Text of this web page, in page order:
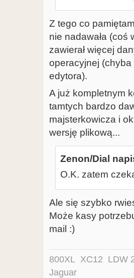
Z tego co
nie nadawała (coś
zawierał więcej
operacyjnej (chyba
edytora).
A już kompletnym
tamtych bardzo
majsterkowicza i
wersję plikową...
Zenon/Dial
O.K. zatem
Ale się szybko
Może kasy
mail :)
800XL XC12 LDW
Jaguar